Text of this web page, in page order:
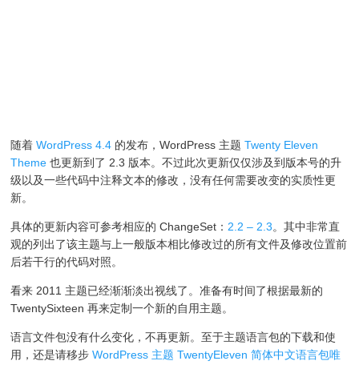
随着WordPress 4.4 的发布，WordPress 主题Twenty Eleven
Theme 也更新到了 2.3 版本。不过此次更新仅仅涉及到版本号的升
级以及一些代码中注释文本的修改，没有任何需要改变的实质性更
新。
具体的更新内容可参考相应的 ChangeSet：2.2 – 2.3。其中非常直
观的列出了该主题与上一般版本相比修改过的所有文件及修改位置前
后若干行的代码对照。
看来 2011 主题已经渐渐淡出视线了。准备有时间了根据最新的
TwentySixteen 再来定制一个新的自用主题。
语言文件包没有什么变化，不再更新。至于主题语言包的下载和使
用，还是请移步WordPress 主题 TwentyEleven 简体中文语言包唯